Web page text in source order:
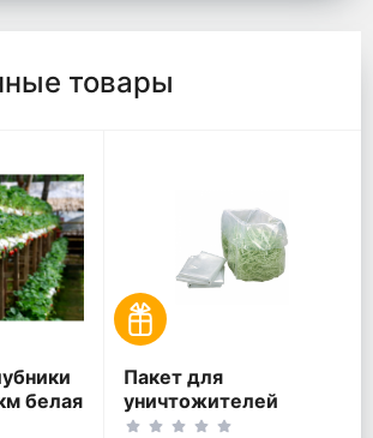
товары
белая
Пакет для
уничтожителей
документов 30л